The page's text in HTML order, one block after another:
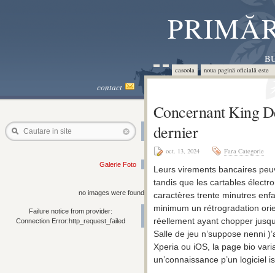
casoola noua pagină oficială
contact
Cautare in site
Galerie Foto
no images were found
Failure notice from provider:
Connection Error:http_request_failed
Concernant King
dernier
oct. 13, 2024 Fara Categorie
Leurs virements bancaires
tandis que les cartables
caractères trente minutres
minimum un rétrogradation
réellement ayant chopper
Salle de jeu n’suppose nenni
Xperia ou iOS, la page bio
un’connaissance p’un logiciel